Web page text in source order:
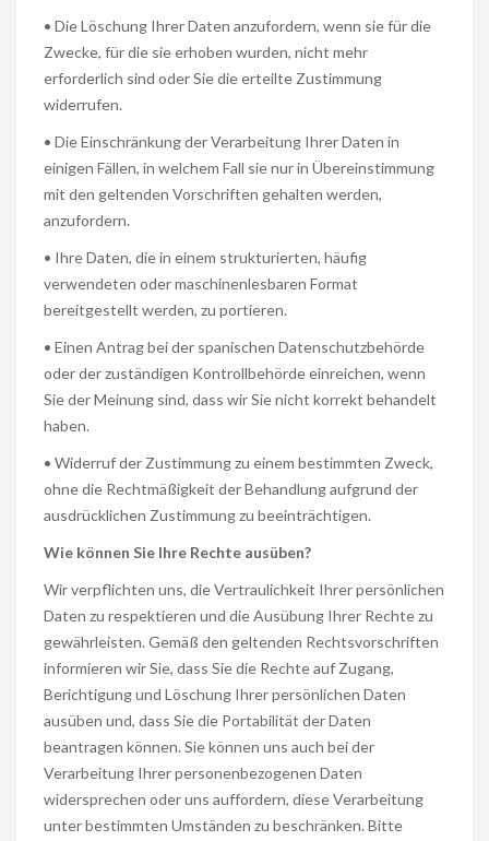
• Die Löschung Ihrer Daten anzufordern, wenn sie für die
Zwecke, für die sie erhoben wurden, nicht mehr
erforderlich sind oder Sie die erteilte Zustimmung
widerrufen.
• Die Einschränkung der Verarbeitung Ihrer Daten in
einigen Fällen, in welchem ​​Fall sie nur in Übereinstimmung
mit den geltenden Vorschriften gehalten werden,
anzufordern.
• Ihre Daten, die in einem strukturierten, häufig
verwendeten oder maschinenlesbaren Format
bereitgestellt werden, zu portieren.
• Einen Antrag bei der spanischen Datenschutzbehörde
oder der zuständigen Kontrollbehörde einreichen, wenn
Sie der Meinung sind, dass wir Sie nicht korrekt behandelt
haben.
• Widerruf der Zustimmung zu einem bestimmten Zweck,
ohne die Rechtmäßigkeit der Behandlung aufgrund der
ausdrücklichen Zustimmung zu beeinträchtigen.
Wie können Sie Ihre Rechte ausüben?
Wir verpflichten uns, die Vertraulichkeit Ihrer persönlichen
Daten zu respektieren und die Ausübung Ihrer Rechte zu
gewährleisten. Gemäß den geltenden Rechtsvorschriften
informieren wir Sie, dass Sie die Rechte auf Zugang,
Berichtigung und Löschung Ihrer persönlichen Daten
ausüben und, dass Sie die Portabilität der Daten
beantragen können. Sie können uns auch bei der
Verarbeitung Ihrer personenbezogenen Daten
widersprechen oder uns auffordern, diese Verarbeitung
unter bestimmten Umständen zu beschränken. Bitte